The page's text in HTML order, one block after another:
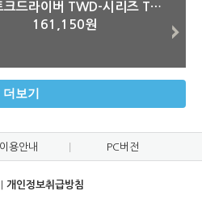
[블루텍/]토크드라이버 TWD-시리즈 TWD-10N
161,150원
더보기
이용안내 PC버전
개인정보취급방침